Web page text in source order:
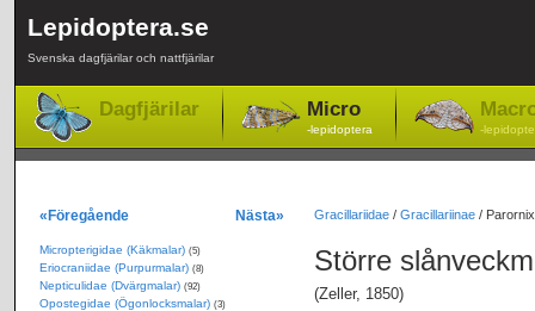
Lepidoptera.se
Svenska dagfjärilar och nattfjärilar
Dagfjärilar Micro
-lepidoptera -
Gracillariidae/ Gracillariinae/
Större
(Zeller, 1850)
«Föregående Nästa»
Micropterigidae (Käkmalar) (5)
Eriocraniidae (Purpurmalar) (8)
Nepticulidae (Dvärgmalar) (92)
Opostegidae (Ögonlocksmalar) (3)